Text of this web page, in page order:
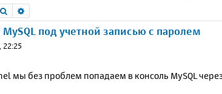
Поиск
под учетной записью с паролем
22:25
мы без проблем попадаем в консоль MySQL